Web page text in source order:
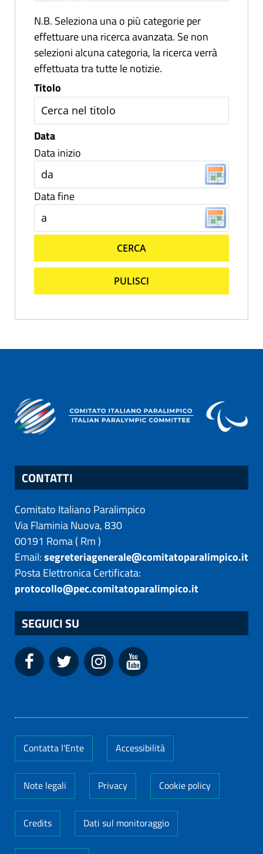
N.B. Seleziona una o più categorie per
effettuare una ricerca avanzata. Se non
selezioni alcuna categoria, la ricerca verrà
effettuata tra tutte le notizie.
Titolo
Data
Data inizio
Data fine
CERCA
PULISCI
CONTATTI
Comitato Italiano Paralimpico
Via Flaminia Nuova, 830
00191 Roma( Rm)
Email:segreteriagenerale@comitatoparalimpico.it
Posta Elettronica Certificata:
protocollo@pec.comitatoparalimpico.it
SEGUICI SU
Contatta l'Ente Accessibilità
Note legali Privacy Cookie policy
Credits Dati sul monitoraggio